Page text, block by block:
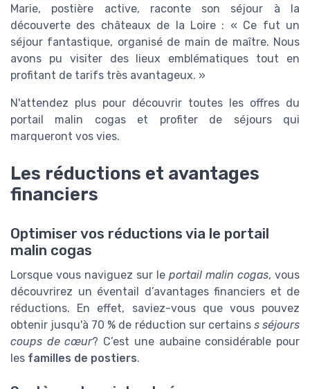
Marie, postière active, raconte son séjour à la
découverte des châteaux de la Loire : « Ce fut un
séjour fantastique, organisé de main de maître. Nous
avons pu visiter des lieux emblématiques tout en
profitant de tarifs très avantageux. »
N'attendez plus pour découvrir toutes les offres du
portail malin cogas et profiter de séjours qui
marqueront vos vies.
Les réductions et avantages
financiers
Optimiser vos réductions via le portail
malin cogas
Lorsque vous naviguez sur le portail malin cogas, vous
découvrirez un éventail d’avantages financiers et de
réductions. En effet, saviez-vous que vous pouvez
obtenir jusqu'à 70 % de réduction sur certains s séjours
coups de cœur? C’est une aubaine considérable pour
les familles de postiers.